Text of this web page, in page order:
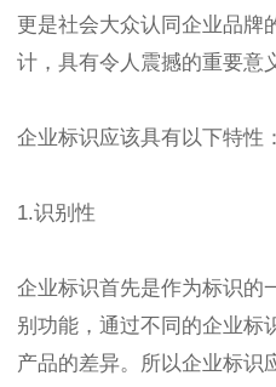
更是社会大众认同企业品牌
计，具有令人震撼的重要意
企业标识应该具有以下特性：
1.识别性
企业标识首先是作为标识的
别功能，通过不同的企业标
产品的差异。所以企业标识